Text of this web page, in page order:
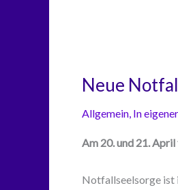
Saarbrücken
Neue
Allgemein, In
Am 20. und 21.
Notfallseelsorge ist